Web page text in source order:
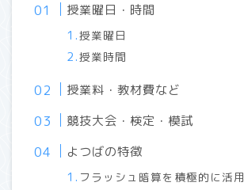
授業曜日・時間
授業曜日
授業時間
授業料・教材費など
競技大会・検定・模試
よつばの特徴
フラッシュ暗算を積極的に活用